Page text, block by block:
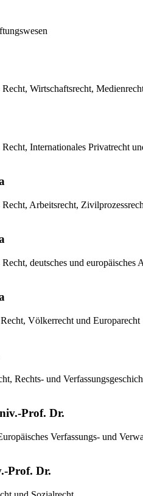
Wirtschaftsrecht,
Internationales Privatrecht
Arbeitsrecht,
deutsches und europäisches
Völkerrecht und Europarecht
Rechts- und
Prof. Dr.
Verfassungs- und
Prof. Dr.